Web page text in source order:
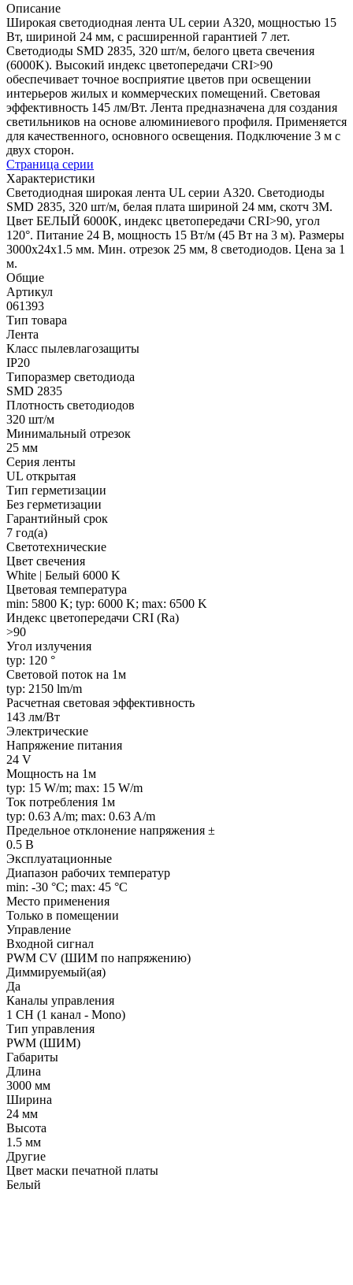
Описание
Широкая светодиодная лента UL серии A320, мощностью 15
Вт, шириной 24 мм, с расширенной гарантией 7 лет.
Светодиоды SMD 2835, 320 шт/м, белого цвета свечения
(6000K). Высокий индекс цветопередачи CRI>90
обеспечивает точное восприятие цветов при освещении
интерьеров жилых и коммерческих помещений. Световая
эффективность 145 лм/Вт. Лента предназначена для создания
светильников на основе алюминиевого профиля. Применяется
для качественного, основного освещения. Подключение 3 м с
двух сторон.
Страница серии
Характеристики
Светодиодная широкая лента UL серии A320. Светодиоды
SMD 2835, 320 шт/м, белая плата шириной 24 мм, скотч 3M.
Цвет БЕЛЫЙ 6000K, индекс цветопередачи CRI>90, угол
120°. Питание 24 В, мощность 15 Вт/м (45 Вт на 3 м). Размеры
3000x24x1.5 мм. Мин. отрезок 25 мм, 8 светодиодов. Цена за 1
м.
Общие
Артикул
061393
Тип товара
Лента
Класс пылевлагозащиты
IP20
Типоразмер светодиода
SMD 2835
Плотность светодиодов
320 шт/м
Минимальный отрезок
25 мм
Серия ленты
UL открытая
Тип герметизации
Без герметизации
Гарантийный срок
7 год(а)
Светотехнические
Цвет свечения
White | Белый 6000 K
Цветовая температура
min: 5800 K; typ: 6000 K; max: 6500 K
Индекс цветопередачи CRI (Ra)
>90
Угол излучения
typ: 120 °
Световой поток на 1м
typ: 2150 lm/m
Расчетная световая эффективность
143 лм/Вт
Электрические
Напряжение питания
24 V
Мощность на 1м
typ: 15 W/m; max: 15 W/m
Ток потребления 1м
typ: 0.63 A/m; max: 0.63 A/m
Предельное отклонение напряжения ±
0.5 В
Эксплуатационные
Диапазон рабочих температур
min: -30 °C; max: 45 °C
Место применения
Только в помещении
Управление
Входной сигнал
PWM СV (ШИМ по напряжению)
Диммируемый(ая)
Да
Каналы управления
1 CH (1 канал - Mono)
Тип управления
PWM (ШИМ)
Габариты
Длина
3000 мм
Ширина
24 мм
Высота
1.5 мм
Другие
Цвет маски печатной платы
Белый